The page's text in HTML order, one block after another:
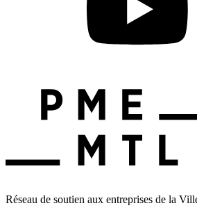
Réseau de soutien aux entreprises de la